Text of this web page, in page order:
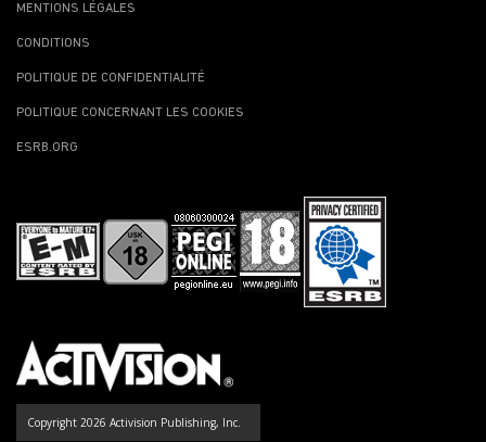
MENTIONS LÉGALES
CONDITIONS
POLITIQUE DE CONFIDENTIALITÉ
POLITIQUE CONCERNANT LES COOKIES
ESRB.ORG
Copyright 2026 Activision Publishing, Inc.